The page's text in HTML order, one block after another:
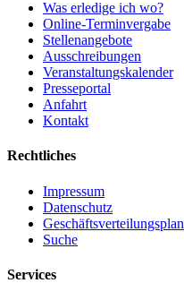
Was erledige ich wo?
Online-Terminvergabe
Stellenangebote
Ausschreibungen
Veranstaltungskalender
Presseportal
Anfahrt
Kontakt
Rechtliches
Impressum
Datenschutz
Geschäftsverteilungsplan
Suche
Services